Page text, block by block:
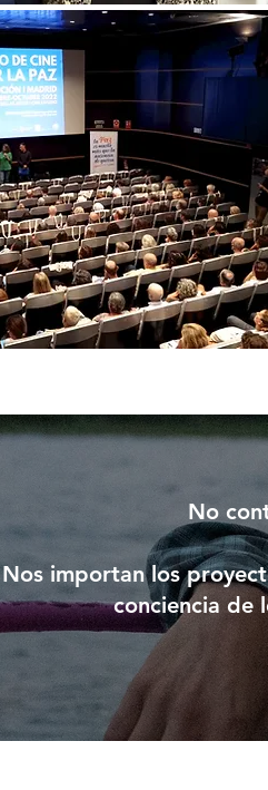
No
Nos importan los
conciencia de